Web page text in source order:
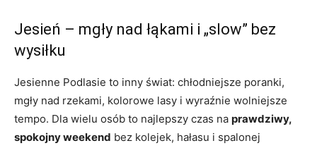
Jesień – mgły nad łąkami i „slow” bez
wysiłku
Jesienne Podlasie to inny świat: chłodniejsze poranki,
mgły nad rzekami, kolorowe lasy i wyraźnie wolniejsze
tempo. Dla wielu osób to najlepszy czas na prawdziwy,
spokojny weekend bez kolejek, hałasu i spalonej